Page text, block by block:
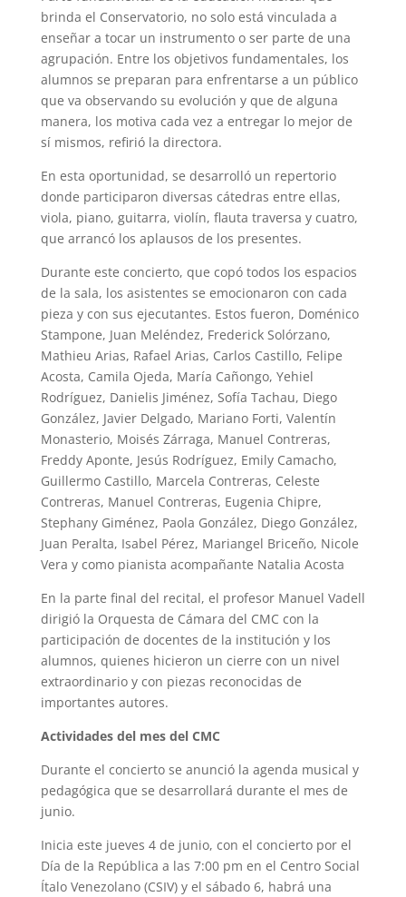
brinda el Conservatorio, no solo está vinculada a
enseñar a tocar un instrumento o ser parte de una
agrupación. Entre los objetivos fundamentales, los
alumnos se preparan para enfrentarse a un público
que va observando su evolución y que de alguna
manera, los motiva cada vez a entregar lo mejor de
sí mismos, refirió la directora.
En esta oportunidad, se desarrolló un repertorio
donde participaron diversas cátedras entre ellas,
viola, piano, guitarra, violín, flauta traversa y cuatro,
que arrancó los aplausos de los presentes.
Durante este concierto, que copó todos los espacios
de la sala, los asistentes se emocionaron con cada
pieza y con sus ejecutantes. Estos fueron, Doménico
Stampone, Juan Meléndez, Frederick Solórzano,
Mathieu Arias, Rafael Arias, Carlos Castillo, Felipe
Acosta, Camila Ojeda, María Cañongo, Yehiel
Rodríguez, Danielis Jiménez, Sofía Tachau, Diego
González, Javier Delgado, Mariano Forti, Valentín
Monasterio, Moisés Zárraga, Manuel Contreras,
Freddy Aponte, Jesús Rodríguez, Emily Camacho,
Guillermo Castillo, Marcela Contreras, Celeste
Contreras, Manuel Contreras, Eugenia Chipre,
Stephany Giménez, Paola González, Diego González,
Juan Peralta, Isabel Pérez, Mariangel Briceño, Nicole
Vera y como pianista acompañante Natalia Acosta
En la parte final del recital, el profesor Manuel Vadell
dirigió la Orquesta de Cámara del CMC con la
participación de docentes de la institución y los
alumnos, quienes hicieron un cierre con un nivel
extraordinario y con piezas reconocidas de
importantes autores.
Actividades del mes del CMC
Durante el concierto se anunció la agenda musical y
pedagógica que se desarrollará durante el mes de
junio.
Inicia este jueves 4 de junio, con el concierto por el
Día de la República a las 7:00 pm en el Centro Social
Ítalo Venezolano (CSIV) y el sábado 6, habrá una